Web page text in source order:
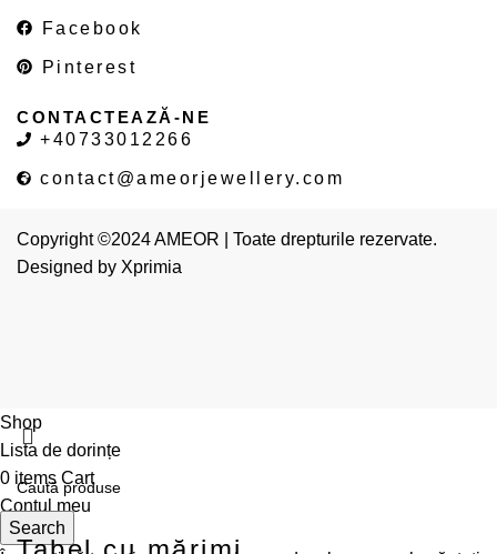
Facebook
Pinterest
CONTACTEAZĂ-NE
+40733012266
contact@ameorjewellery.com
Copyright ©2024 AMEOR | Toate drepturile rezervate.
Designed by Xprimia
Search
Shop
Lista de dorințe
0 items Cart
Contul meu